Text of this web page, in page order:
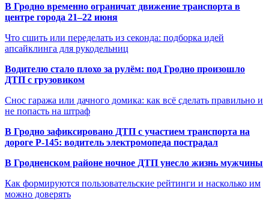
В Гродно временно ограничат движение транспорта в
центре города 21–22 июня
Что сшить или переделать из секонда: подборка идей
апсайклинга для рукодельниц
Водителю стало плохо за рулём: под Гродно произошло
ДТП с грузовиком
Снос гаража или дачного домика: как всё сделать правильно и
не попасть на штраф
В Гродно зафиксировано ДТП с участием транспорта на
дороге Р-145: водитель электромопеда пострадал
В Гродненском районе ночное ДТП унесло жизнь мужчины
Как формируются пользовательские рейтинги и насколько им
можно доверять